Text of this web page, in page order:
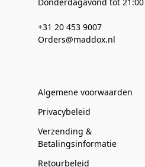
+31 20 453 9007
Orders@maddox.nl
Algemene voorwaarden
Privacybeleid
Verzending &
Betalingsinformatie
Retourbeleid